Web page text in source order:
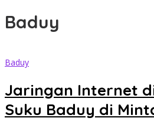
Baduy
Baduy
Jaringan Internet
Suku Baduy di